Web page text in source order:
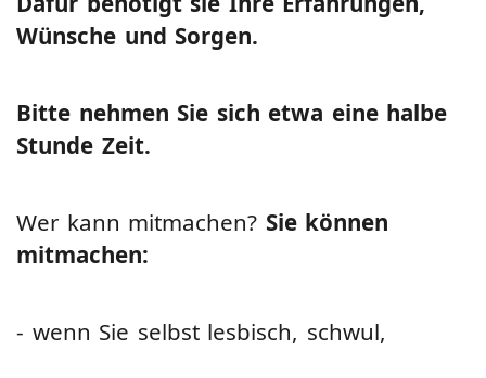
Wünsche und Sorgen.
Bitte nehmen Sie sich etwa eine halbe
Stunde Zeit.
Wer kann mitmachen? Sie können
mitmachen:
- wenn Sie selbst lesbisch, schwul,